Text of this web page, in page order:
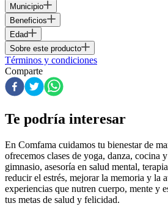
Municipio
Beneficios
Edad
Sobre este producto
Términos y condiciones
Comparte
Te podría interesar
En Comfama cuidamos tu bienestar de
ofrecemos clases de yoga, danza, cocina
gimnasio, asesoría en salud mental,
reducir el estrés, mejorar la memoria y la
experiencias que nutren cuerpo, mente y
tus metas de salud y felicidad.